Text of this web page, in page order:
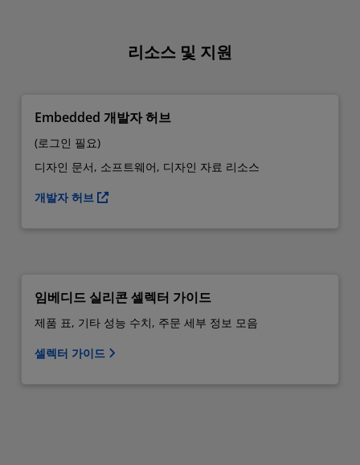
리소스 및 지원
Embedded 개발자 허브
(로그인 필요)
디자인 문서, 소프트웨어, 디자인 자료 리소스
개발자 허브
임베디드 실리콘 셀렉터 가이드
제품 표, 기타 성능 수치, 주문 세부 정보 모음
셀렉터 가이드